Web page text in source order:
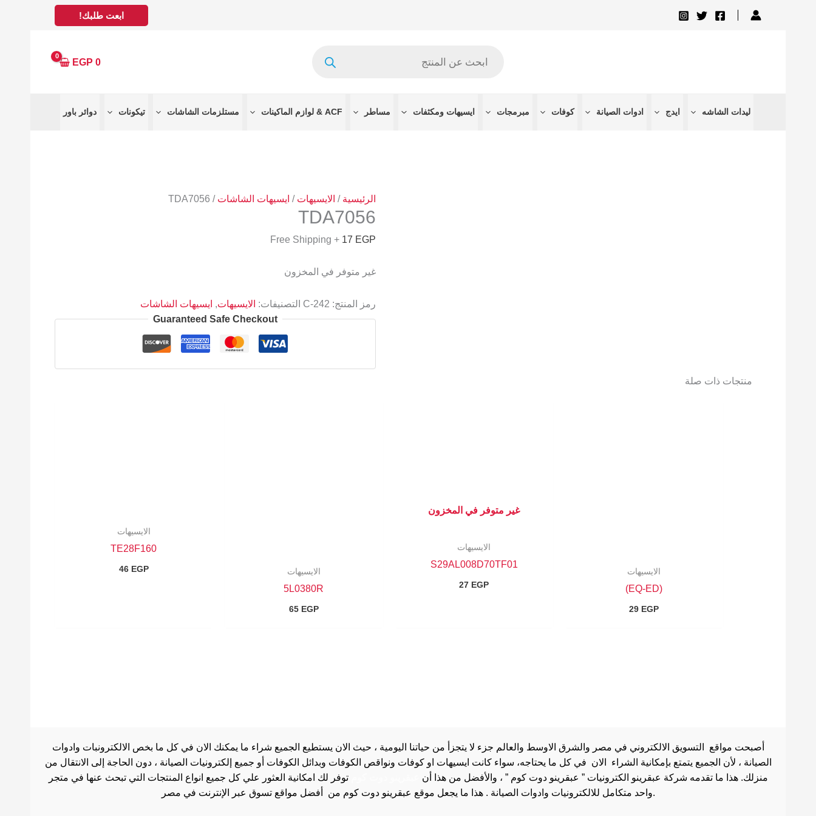
ابعت طلبك!
0
EGP
ليدات الشاشه ايدج ادوات الصيانة كوفات مبرمجات ايسيهات ومكثفات مساطر ACF & لوازم الماكينات مستلزمات الشاشات تيكونات دوائر باور
الرئيسية / الايسيهات / ايسيهات الشاشات / TDA7056
TDA7056
17 EGP
+ Free Shipping
غير متوفر في المخزون
رمز المنتج: C-242 التصنيفات: الايسيهات, ايسيهات الشاشات
Guaranteed Safe Checkout
منتجات ذات صلة
الايسيهات
(EQ-ED)
29 EGP
غير متوفر في المخزون
الايسيهات
S29AL008D70TF01
27 EGP
الايسيهات
5L0380R
65 EGP
الايسيهات
TE28F160
46 EGP
أصبحت مواقع التسويق الالكتروني في مصر والشرق الاوسط والعالم جزء لا يتجزأ من حياتنا اليومية ، حيث الان يستطيع الجميع شراء ما يمكنك الان في كل ما بخص الالكترونبات وادوات
الصيانة ، لأن الجميع يتمتع بإمكانية الشراء الان في كل ما يحتاجه، سواء كانت ايسيهات او كوفات ونواقص الكوفات وبدائل الكوفات أو جميع إلكترونيات الصيانة ، دون الحاجة إلى الانتقال من
منزلك. هذا ما تقدمه شركة عبقرينو الكترونيات ” عبقرينو دوت كوم ” ، والأفضل من هذا أن
توفر لك امكانية العثور علي كل جميع انواع المنتجات التي تبحث عنها في متجر
واحد متكامل للالكترونيات وادوات الصيانة . هذا ما يجعل موقع عبقرينو دوت كوم من أفضل مواقع تسوق عبر الإنترنت في مصر.